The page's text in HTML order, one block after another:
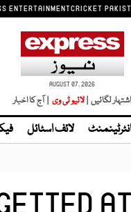
ENTERTAINMENTCRICKET
AUGUST 07, 2026
اشتہار لگائیں | | آج کا اخبار
انٹرٹینمنٹ لائف اسٹائل